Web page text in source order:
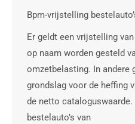
Bpm-vrijstelling
Er geldt een vrijstelling
op naam worden gesteld
omzetbelasting. In andere
grondslag voor de heffing
de netto
bestelauto’s van